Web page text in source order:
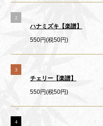
2
ハナミズキ【楽譜】
550円(税50円)
3
チェリー【楽譜】
550円(税50円)
4